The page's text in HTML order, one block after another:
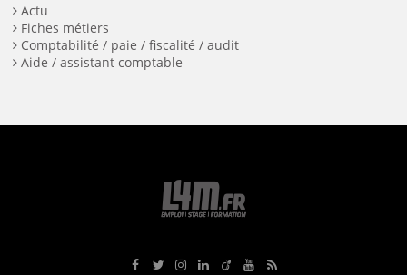
Actu
Fiches métiers
Comptabilité / paie / fiscalité / audit
Aide / assistant comptable